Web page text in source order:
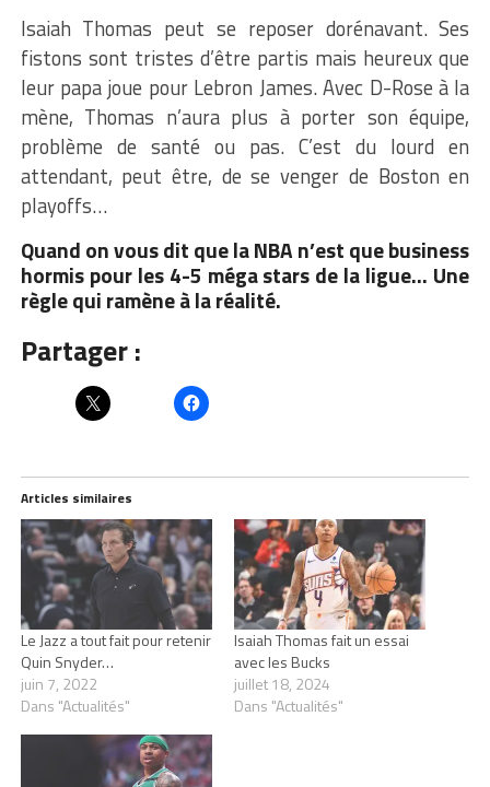
Isaiah Thomas peut se reposer dorénavant. Ses
fistons sont tristes d’être partis mais heureux que
leur papa joue pour Lebron James. Avec D-Rose à la
mène, Thomas n’aura plus à porter son équipe,
problème de santé ou pas. C’est du lourd en
attendant, peut être, de se venger de Boston en
playoffs…
Quand on vous dit que la NBA n’est que business
hormis pour les 4-5 méga stars de la ligue… Une
règle qui ramène à la réalité.
Partager :
Articles similaires
Le Jazz a tout fait pour retenir
Quin Snyder…
juin 7, 2022
Dans "Actualités"
Isaiah Thomas fait un essai
avec les Bucks
juillet 18, 2024
Dans "Actualités"